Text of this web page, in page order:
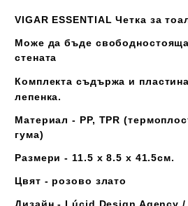
VIGAR ESSENTIAL Четка за
Може да бъде
стената
Комплекта съдържа и
лепенка.
Материал - PP, TPR
гума)
Размери - 11.5 x 8.5 x 41.5см.
Цвят - розово злато